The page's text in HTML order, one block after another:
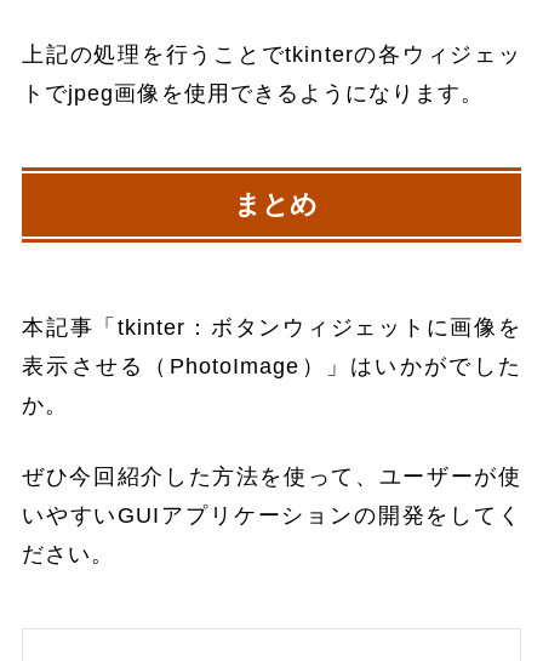
上記の処理を行うことでtkinterの各ウィジェッ
トでjpeg画像を使用できるようになります。
まとめ
本記事「tkinter：ボタンウィジェットに画像を
表示させる（PhotoImage）」はいかがでした
か。
ぜひ今回紹介した方法を使って、ユーザーが使
いやすいGUIアプリケーションの開発をしてく
ださい。